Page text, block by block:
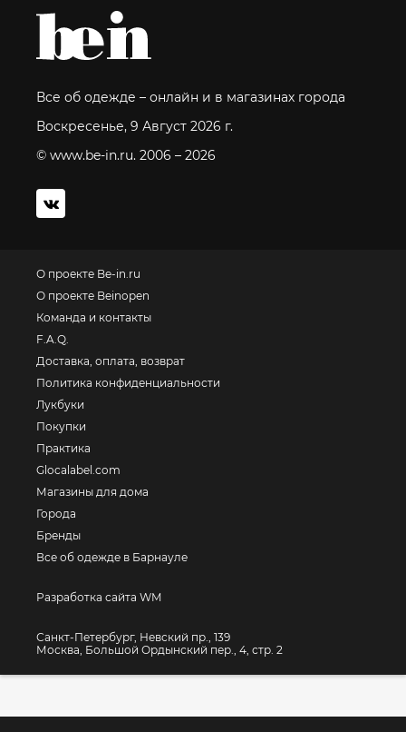
Все об одежде – онлайн и в магазинах города
Воскресенье, 9 Август 2026 г.
© www.be-in.ru. 2006 – 2026
О проекте Be-in.ru
О проекте Beinopen
Команда и контакты
F.A.Q.
Доставка, оплата, возврат
Политика конфиденциальности
Лукбуки
Покупки
Практика
Glocalabel.com
Магазины для дома
Города
Бренды
Все об одежде в Барнауле
Разработка сайта WM
Санкт-Петербург, Невский пр., 139
Москва, Большой Ордынский пер., 4, стр. 2